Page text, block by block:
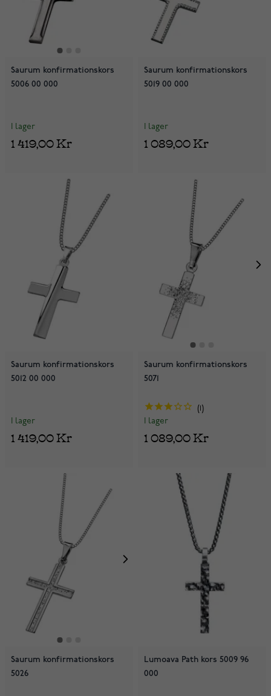
Saurum konfirmationskors
5006 00 000
I lager
1 419,00 Kr
Saurum konfirmationskors
5019 00 000
I lager
1 089,00 Kr
Saurum konfirmationskors
5012 00 000
I lager
1 419,00 Kr
Saurum konfirmationskors
5071
I lager
1 089,00 Kr
Saurum konfirmationskors
5026
Lumoava Path kors 5009 96
000